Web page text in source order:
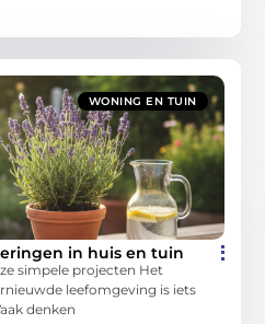
WONING EN TUIN
in huis en tuin
simpele projecten Het
leefomgeving is iets
denken